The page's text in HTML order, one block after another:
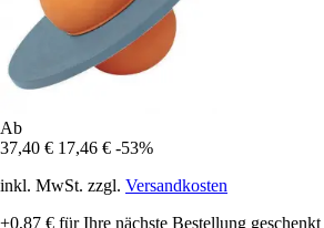
Ab
37,40 € 17,46 € -53%
inkl. MwSt. zzgl. Versandkosten
+0,87 € für Ihre nächste Bestellung geschenkt